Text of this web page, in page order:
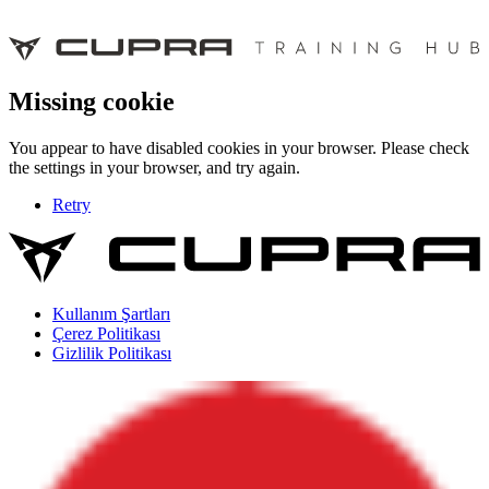
Missing cookie
You appear to have disabled cookies in your browser. Please check
the settings in your browser, and try again.
Retry
Kullanım Şartları
Çerez Politikası
Gizlilik Politikası